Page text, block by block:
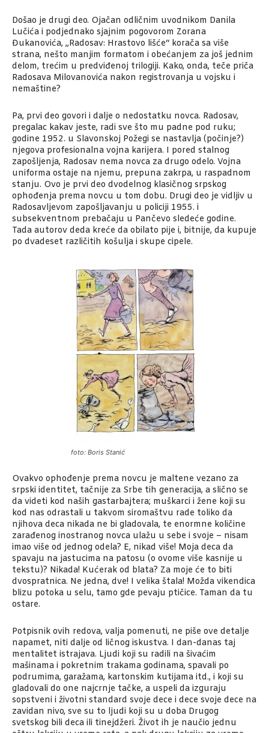
Došao je drugi deo. Ojačan odličnim uvodnikom Danila
Lučića i podjednako sjajnim pogovorom Zorana
Đukanovića, „Radosav: Hrastovo lišće“ korača sa više
strana, nešto manjim formatom i obećanjem za još jednim
delom, trećim u predviđenoj trilogiji. Kako, onda, teče priča
Radosava Milovanovića nakon registrovanja u vojsku i
nemaštine?
Pa, prvi deo govori i dalje o nedostatku novca. Radosav,
pregalac kakav jeste, radi sve što mu padne pod ruku;
godine 1952. u Slavonskoj Požegi se nastavlja (počinje?)
njegova profesionalna vojna karijera. I pored stalnog
zapošljenja, Radosav nema novca za drugo odelo. Vojna
uniforma ostaje na njemu, prepuna zakrpa, u raspadnom
stanju. Ovo je prvi deo dvodelnog klasičnog srpskog
ophođenja prema novcu u tom dobu. Drugi deo je vidljiv u
Radosavljevom zapošljavanju u policiji 1955. i
subsekventnom prebačaju u Pančevo sledeće godine.
Tada autorov deda kreće da obilato pije i, bitnije, da kupuje
po dvadeset različitih košulja i skupe cipele.
foto: Boris Stanić
Ovakvo ophođenje prema novcu je maltene vezano za
srpski identitet, tačnije za Srbe tih generacija, a slično se
da videti kod naših gastarbajtera; muškarci i žene koji su
kod nas odrastali u takvom siromaštvu rade toliko da
njihova deca nikada ne bi gladovala, te enormne količine
zarađenog inostranog novca ulažu u sebe i svoje – nisam
imao više od jednog odela? E, nikad više! Moja deca da
spavaju na jastucima na patosu (o ovome više kasnije u
tekstu)? Nikada! Kućerak od blata? Za moje će to biti
dvospratnica. Ne jedna, dve! I velika štala! Možda vikendica
blizu potoka u selu, tamo gde pevaju ptičice. Taman da tu
ostare.
Potpisnik ovih redova, valja pomenuti, ne piše ove detalje
napamet, niti dalje od ličnog iskustva. I dan-danas taj
mentalitet istrajava. Ljudi koji su radili na šivaćim
mašinama i pokretnim trakama godinama, spavali po
podrumima, garažama, kartonskim kutijama itd., i koji su
gladovali do one najcrnje tačke, a uspeli da izguraju
sopstveni i životni standard svoje dece i dece svoje dece na
zavidan nivo, sve su to ljudi koji su u doba Drugog
svetskog bili deca ili tinejdžeri. Život ih je naučio jednu